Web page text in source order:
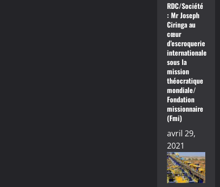
RDC/Société
: Mr Joseph
Ciringa au
cœur
d’escroquerie
internationale
sous la
mission
théocratique
mondiale/
Fondation
missionnaire
(Fmi)
avril 29,
2021